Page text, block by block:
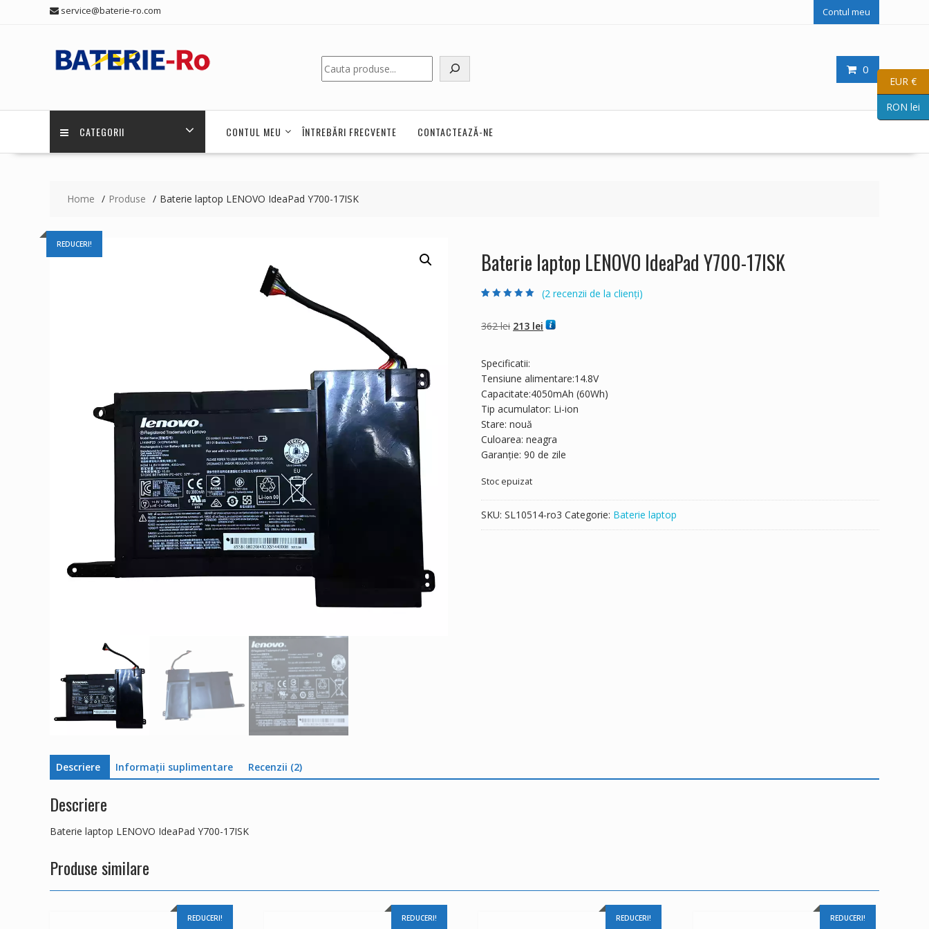
service@baterie-ro.com Contul meu
0
Caută
CATEGORII CONTUL MEU ÎNTREBĂRI FRECVENTE CONTACTEAZĂ-NE
Home Produse Baterie laptop LENOVO IdeaPad Y700-17ISK
REDUCERI!
Baterie laptop LENOVO IdeaPad Y700-17ISK
evaluări de la
clienți
(2 recenzii de la clienți)
362lei Prețul
fost:
362 lei.
213 lei Prețul
Specificatii:
Tensiune alimentare:14.8V
Capacitate:4050mAh (60Wh)
Tip acumulator: Li-ion
Stare: nouă
Culoarea: neagra
Garanție: 90 de zile
Stoc epuizat
SKU: SL10514-ro3 Categorie: Baterie laptop
Descriere Informații suplimentare Recenzii (2)
Descriere
Baterie laptop LENOVO IdeaPad Y700-17ISK
Produse similare
REDUCERI! REDUCERI! REDUCERI! REDUCERI!
EUR €
RON lei